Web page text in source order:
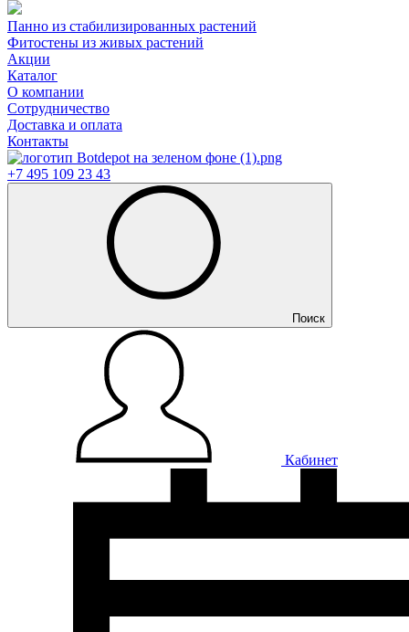
Панно из стабилизированных растений
Фитостены из живых растений
Акции
Каталог
О компании
Сотрудничество
Доставка и оплата
Контакты
+7 495 109 23 43
Поиск
Кабинет